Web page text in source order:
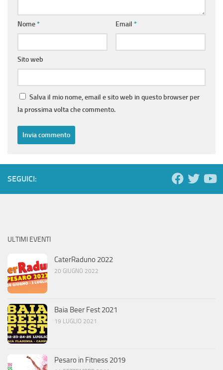
Nome* Email *
Sito web
Salva il mio nome, email e sito web in questo browser per
la prossima volta che commento.
SEGUICI:
ULTIMI EVENTI
CaterRaduno 2022
20 GIUGNO 2022
Baia Beer Fest 2021
19 LUGLIO 2021
Pesaro in Fitness 2019